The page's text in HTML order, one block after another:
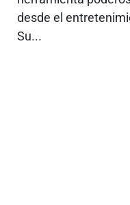
desde el
Su...